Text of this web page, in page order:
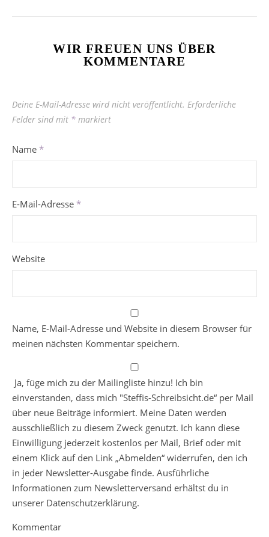
WIR FREUEN UNS ÜBER
KOMMENTARE
Deine E-Mail-Adresse wird nicht veröffentlicht. Erforderliche
Felder sind mit * markiert
Name *
E-Mail-Adresse *
Website
Name, E-Mail-Adresse und Website in diesem Browser für
meinen nächsten Kommentar speichern.
Ja, füge mich zu der Mailingliste hinzu! Ich bin
einverstanden, dass mich "Steffis-Schreibsicht.de“ per Mail
über neue Beiträge informiert. Meine Daten werden
ausschließlich zu diesem Zweck genutzt. Ich kann diese
Einwilligung jederzeit kostenlos per Mail, Brief oder mit
einem Klick auf den Link „Abmelden“ widerrufen, den ich
in jeder Newsletter-Ausgabe finde. Ausführliche
Informationen zum Newsletterversand erhältst du in
unserer Datenschutzerklärung.
Kommentar